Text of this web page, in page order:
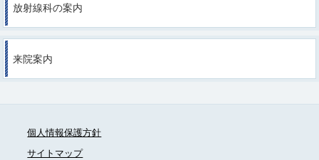
放射線科の案内
来院案内
個人情報保護方針
サイトマップ